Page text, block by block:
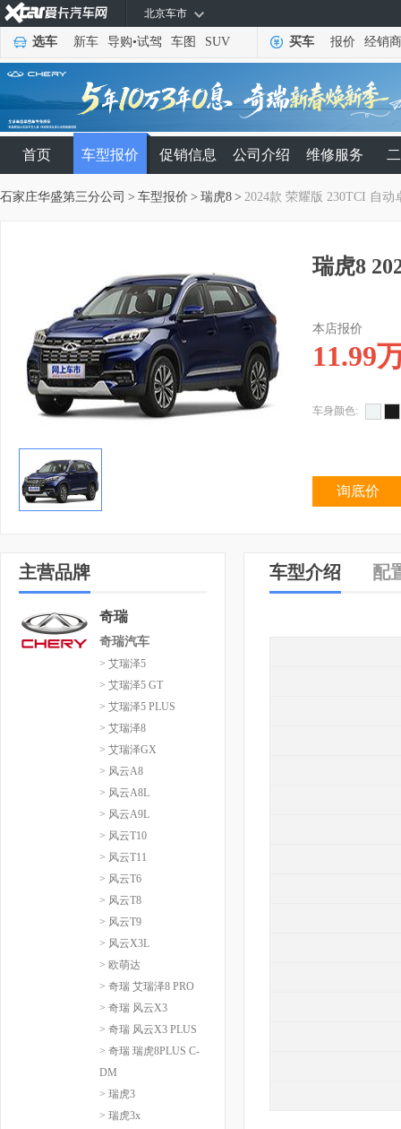
北京车市
选车 新车 导购•试驾 车图 SUV 买车 报价 经销商
首页 车型报价 促销信息 公司介绍 维修服务
石家庄华盛第三分公司 > 车型报价 > 瑞虎8 > 2024款 荣耀版 230TCI 自动
瑞虎8
本店报价
11.99
车身颜色:
询底价
主营品牌
奇瑞
奇瑞汽车
> 艾瑞泽5
> 艾瑞泽5 GT
> 艾瑞泽5 PLUS
> 艾瑞泽8
> 艾瑞泽GX
> 风云A8
> 风云A8L
> 风云A9L
> 风云T10
> 风云T11
> 风云T6
> 风云T8
> 风云T9
> 风云X3L
> 欧萌达
> 奇瑞 艾瑞泽8 PRO
> 奇瑞 风云X3
> 奇瑞 风云X3 PLUS
> 奇瑞 瑞虎8PLUS C-
DM
> 瑞虎3
> 瑞虎3x
车型介绍 配